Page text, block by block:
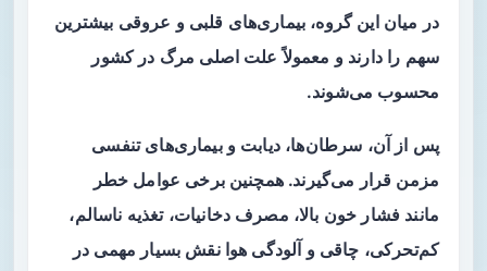
در میان این گروه، بیماری‌های قلبی و عروقی بیشترین
سهم را دارند و معمولاً علت اصلی مرگ در کشور
محسوب می‌شوند.
پس از آن، سرطان‌ها، دیابت و بیماری‌های تنفسی
مزمن قرار می‌گیرند. همچنین برخی عوامل خطر
مانند فشار خون بالا، مصرف دخانیات، تغذیه ناسالم،
کم‌تحرکی، چاقی و آلودگی هوا نقش بسیار مهمی در